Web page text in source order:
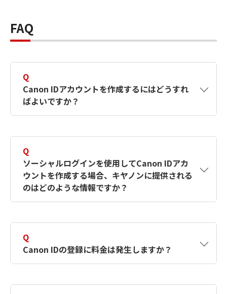
FAQ
Q
Canon IDアカウントを作成するにはどうすれ
ばよいですか？
す。詳しい作成方法は【カメラ】Canon IDとは
何ですか？Canon IDの作成方法は？をご確認く
ださい。
Q
ソーシャルログインを使用してCanon IDアカ
ウントを作成する場合、キヤノンに提供される
のはどのような情報ですか？
択したサービスから取得します。アカウントを
簡単に作成できるように、この情報を使用して
Canon IDの登録フォームを入力します。
Q
Canon IDの登録に料金は発生しますか？